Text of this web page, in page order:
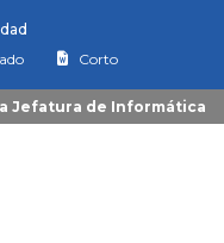
Corto
Jefatura de Informática